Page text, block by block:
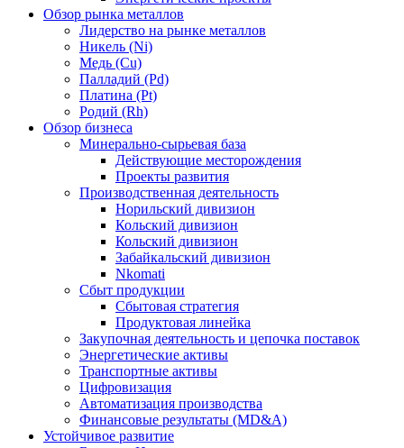
Обзор рынка металлов
Лидерство на рынке металлов
Никель (Ni)
Медь (Cu)
Палладий (Pd)
Платина (Pt)
Родий (Rh)
Обзор бизнеса
Минерально-сырьевая база
Действующие месторождения
Проекты развития
Производственная деятельность
Норильский дивизион
Кольский дивизион
Кольский дивизион
Забайкальский дивизион
Nkomati
Сбыт продукции
Сбытовая стратегия
Продуктовая линейка
Закупочная деятельность и цепочка поставок
Энергетические активы
Транспортные активы
Цифровизация
Автоматизация производства
Финансовые результаты (MD&A)
Устойчивое развитие